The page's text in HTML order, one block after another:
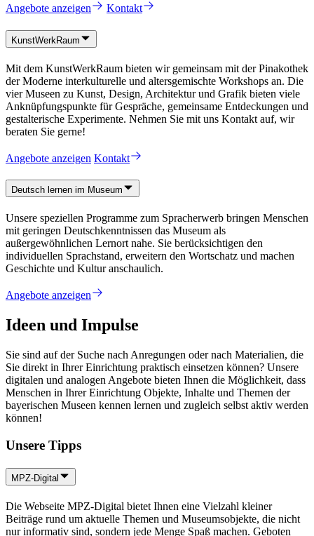
Angebote anzeigen Kontakt
KunstWerkRaum
Mit dem KunstWerkRaum bieten wir gemeinsam mit der Pinakothek
der Moderne interkulturelle und altersgemischte Workshops an. Die
vier Museen zu Kunst, Design, Architektur und Grafik bieten viele
Anknüpfungspunkte für Gespräche, gemeinsame Entdeckungen und
gestalterische Experimente. Nehmen Sie mit uns Kontakt auf, wir
beraten Sie gerne!
Angebote anzeigen Kontakt
Deutsch lernen im Museum
Unsere speziellen Programme zum Spracherwerb bringen Menschen
mit geringen Deutschkenntnissen das Museum als
außergewöhnlichen Lernort nahe. Sie berücksichtigen den
individuellen Sprachstand, erweitern den Wortschatz und machen
Geschichte und Kultur anschaulich.
Angebote anzeigen
Ideen und Impulse
Sie sind auf der Suche nach Anregungen oder nach Materialien, die
Sie direkt in Ihrer Einrichtung praktisch einsetzen können? Unsere
digitalen und analogen Angebote bieten Ihnen die Möglichkeit, dass
Menschen in Ihrer Einrichtung Objekte, Inhalte und Themen der
bayerischen Museen kennen lernen und zugleich selbst aktiv werden
können!
Unsere Tipps
MPZ-Digital
Die Webseite MPZ-Digital bietet Ihnen eine Vielzahl kleiner
Beiträge rund um aktuelle Themen und Museumsobjekte, die nicht
nur informativ sind, sondern jede Menge Spaß machen. Geboten